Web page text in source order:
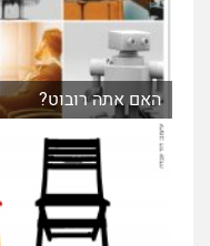
האם אתה רובוט?